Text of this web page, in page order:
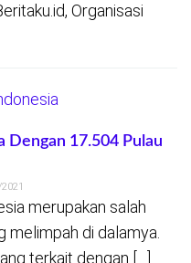
Organisasi
Dengan 17.504 Pulau
merupakan salah
melimpah di dalamya.
terkait dengan […]